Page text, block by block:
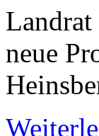
Landrat
neue